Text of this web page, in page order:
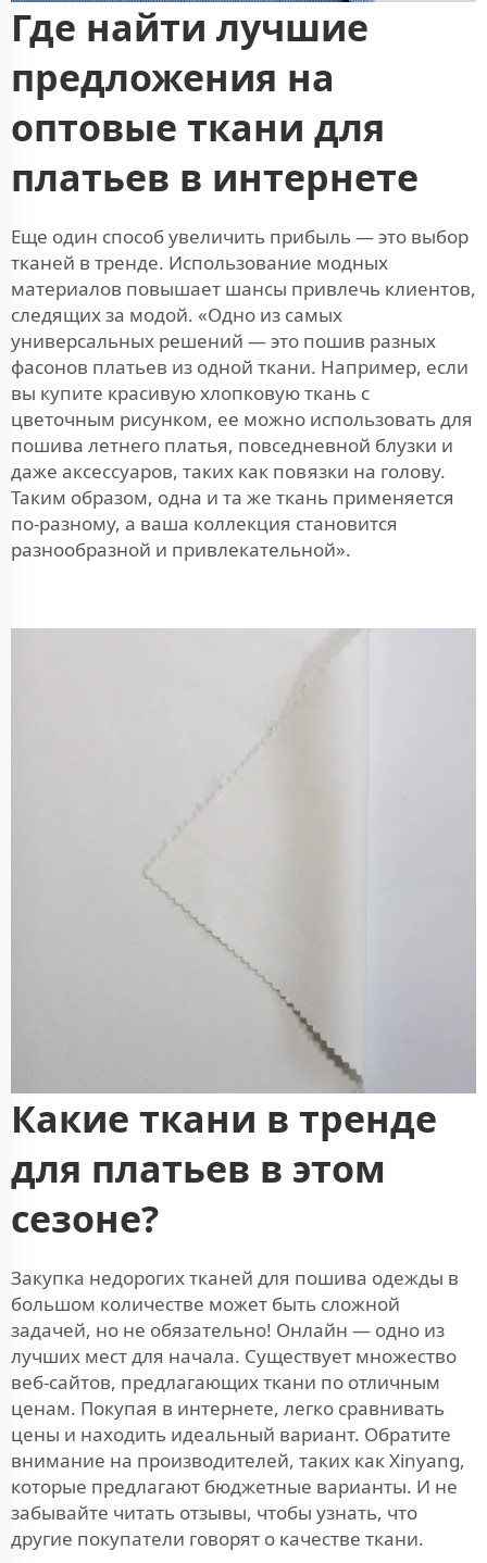
Где найти лучшие
предложения на
оптовые ткани для
платьев в интернете
Еще один способ увеличить прибыль — это выбор
тканей в тренде. Использование модных
материалов повышает шансы привлечь клиентов,
следящих за модой. «Одно из самых
универсальных решений — это пошив разных
фасонов платьев из одной ткани. Например, если
вы купите красивую хлопковую ткань с
цветочным рисунком, ее можно использовать для
пошива летнего платья, повседневной блузки и
даже аксессуаров, таких как повязки на голову.
Таким образом, одна и та же ткань применяется
по-разному, а ваша коллекция становится
разнообразной и привлекательной».
Какие ткани в тренде
для платьев в этом
сезоне?
Закупка недорогих тканей для пошива одежды в
большом количестве может быть сложной
задачей, но не обязательно! Онлайн — одно из
лучших мест для начала. Существует множество
веб-сайтов, предлагающих ткани по отличным
ценам. Покупая в интернете, легко сравнивать
цены и находить идеальный вариант. Обратите
внимание на производителей, таких как Xinyang,
которые предлагают бюджетные варианты. И не
забывайте читать отзывы, чтобы узнать, что
другие покупатели говорят о качестве ткани.